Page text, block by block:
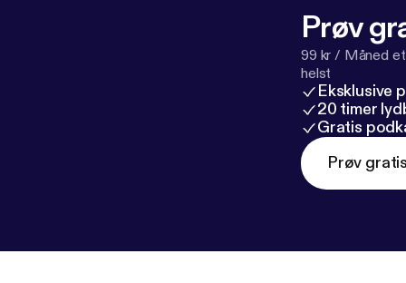
Prøv
99 kr / Måned
helst
Eksklusive
20 timer
Gratis
Prøv